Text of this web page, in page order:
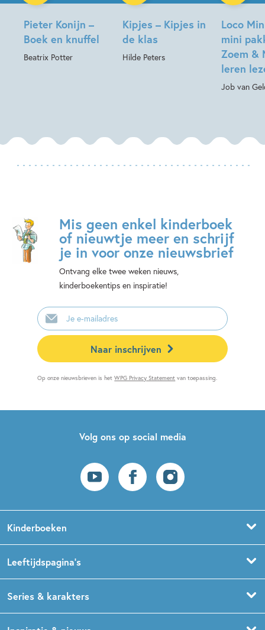
Pieter Konijn –
Boek en knuffel
Beatrix Potter
Kipjes – Kipjes in
de klas
Hilde Peters
Loco
mini
Zoem &
leren
Job van
Mis geen enkel kinderboek
of nieuwtje meer en schrijf
je in voor onze nieuwsbrief
Ontvang elke twee weken nieuws,
kinderboekentips en inspiratie!
E-
mailadres
Naar inschrijven
Op onze nieuwsbrieven is hetWPG Privacy Statement van toepassing.
Volg ons op social media
Kinderboeken
Prentenboeken
Leeftijdspagina’s
Boekentips 1,5 - 3 jaar
Series & karakters